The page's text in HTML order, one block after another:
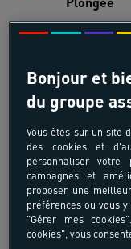
Croisière
Bonjour et
du groupe
Vous êtes sur un site
des cookies et
personnaliser votre
campagnes et
proposer une
préférences ou vous
"Gérer mes
cookies", vous